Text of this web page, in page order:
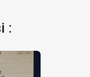
: